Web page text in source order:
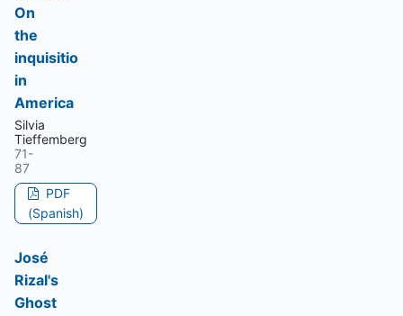
On
the
inquisitio
in
America
Silvia
Tieffemberg
71-
87
PDF
(Spanish)
José
Rizal's
Ghost